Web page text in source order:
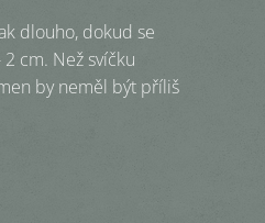
dlouho, dokud se
cm. Než svíčku
by neměl být příliš